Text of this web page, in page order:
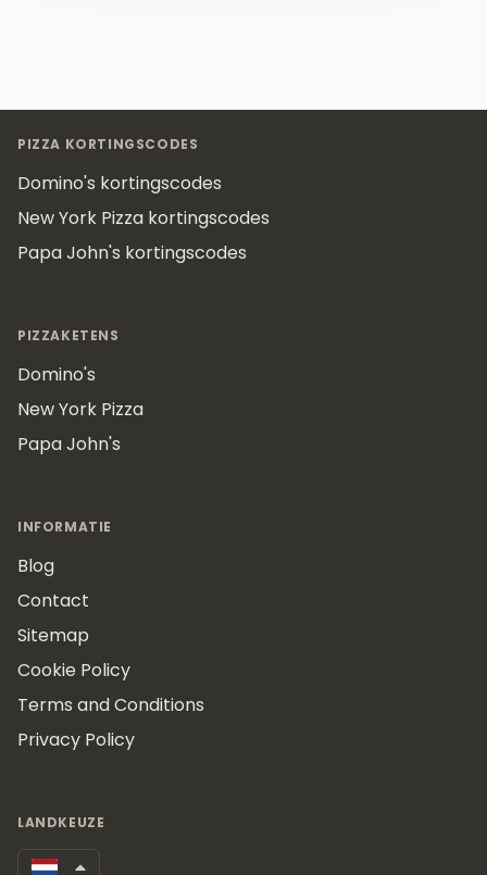
PIZZA KORTINGSCODES
Domino's kortingscodes
New York Pizza kortingscodes
Papa John's kortingscodes
PIZZAKETENS
Domino's
New York Pizza
Papa John's
INFORMATIE
Blog
Contact
Sitemap
Cookie Policy
Terms and Conditions
Privacy Policy
LANDKEUZE